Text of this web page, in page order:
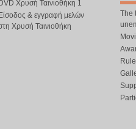
DVD Χρυσή Ταινιοθήκη 1
Είσοδος & εγγραφή μελών
Χρυσή Ταινιοθήκη
The